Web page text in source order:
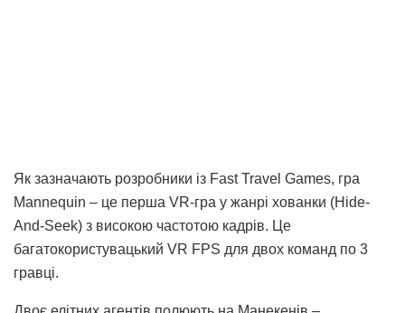
Як зазначають розробники із Fast Travel Games, гра
Mannequin – це перша VR-гра у жанрі хованки (Hide-
And-Seek) з високою частотою кадрів. Це
багатокористувацький VR FPS для двох команд по 3
гравці.